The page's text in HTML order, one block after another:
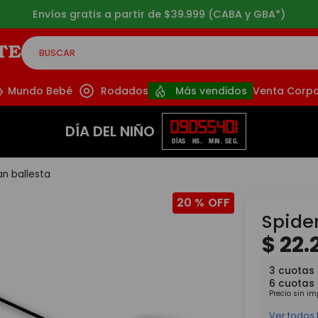
Envíos gratis a partir de $39.999 (CABA y GBA*)
BUSCAR
Mundo Bebé Rodados Más vendidos Venta
DÍA DEL NIÑO 09
DÍAS
05
HS.
54
MIN.
00
SEG.
ballesta
20 %
$22.
3 cuotas
6 cuotas
Precio sin
Ver todos